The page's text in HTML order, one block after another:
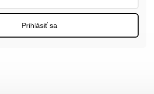
Prihlásiť sa